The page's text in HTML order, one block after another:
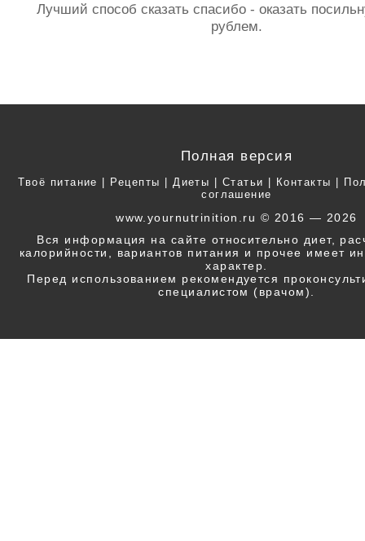
Лучший способ сказать спасибо - оказать
рублем.
Полная версия
Твоё питание | Рецепты | Диеты | Статьи | Контакты |
соглашение
www.yournutrinition.ru © 2016 — 2026
Вся информация на сайте относительно диет,
калорийности, вариантов питания и прочее имеет
характер.
Перед использованием рекомендуется
специалистом (врачом).